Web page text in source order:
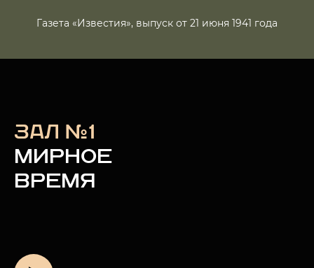
Газета «Известия», выпуск от 21 июня 1941 года
ЗАЛ №1
МИРНОЕ
ВРЕМЯ